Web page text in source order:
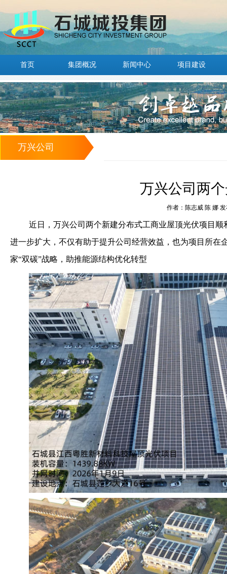
首页 集团概况 新闻中心 项目建设
万兴公司
万兴公司两
作者：陈志威 陈 娜 发
近日，万兴公司两个新建分布式工商业屋顶光伏项目
进一步扩大，不仅有助于提升公司经营效益，也为项目所
家“双碳”战略，助推能源结构优化转型